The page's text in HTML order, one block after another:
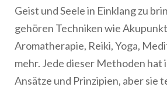
Geist und Seele in Einklang zu
gehören Techniken wie
Aromatherapie, Reiki, Yoga,
mehr. Jede dieser Methoden hat
Ansätze und Prinzipien, aber sie